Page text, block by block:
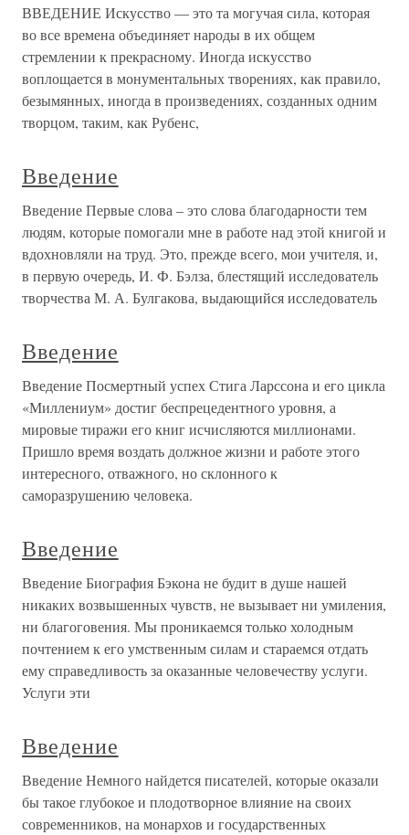
ВВЕДЕНИЕ Искусство — это та могучая сила, которая
во все времена объединяет народы в их общем
стремлении к прекрасному. Иногда искусство
воплощается в монументальных творениях, как правило,
безымянных, иногда в произведениях, созданных одним
творцом, таким, как Рубенс,
Введение
Введение Первые слова – это слова благодарности тем
людям, которые помогали мне в работе над этой книгой и
вдохновляли на труд. Это, прежде всего, мои учителя, и,
в первую очередь, И. Ф. Бэлза, блестящий исследователь
творчества М. А. Булгакова, выдающийся исследователь
Введение
Введение Посмертный успех Стига Ларссона и его цикла
«Миллениум» достиг беспрецедентного уровня, а
мировые тиражи его книг исчисляются миллионами.
Пришло время воздать должное жизни и работе этого
интересного, отважного, но склонного к
саморазрушению человека.
Введение
Введение Биография Бэкона не будит в душе нашей
никаких возвышенных чувств, не вызывает ни умиления,
ни благоговения. Мы проникаемся только холодным
почтением к его умственным силам и стараемся отдать
ему справедливость за оказанные человечеству услуги.
Услуги эти
Введение
Введение Немного найдется писателей, которые оказали
бы такое глубокое и плодотворное влияние на своих
современников, на монархов и государственных